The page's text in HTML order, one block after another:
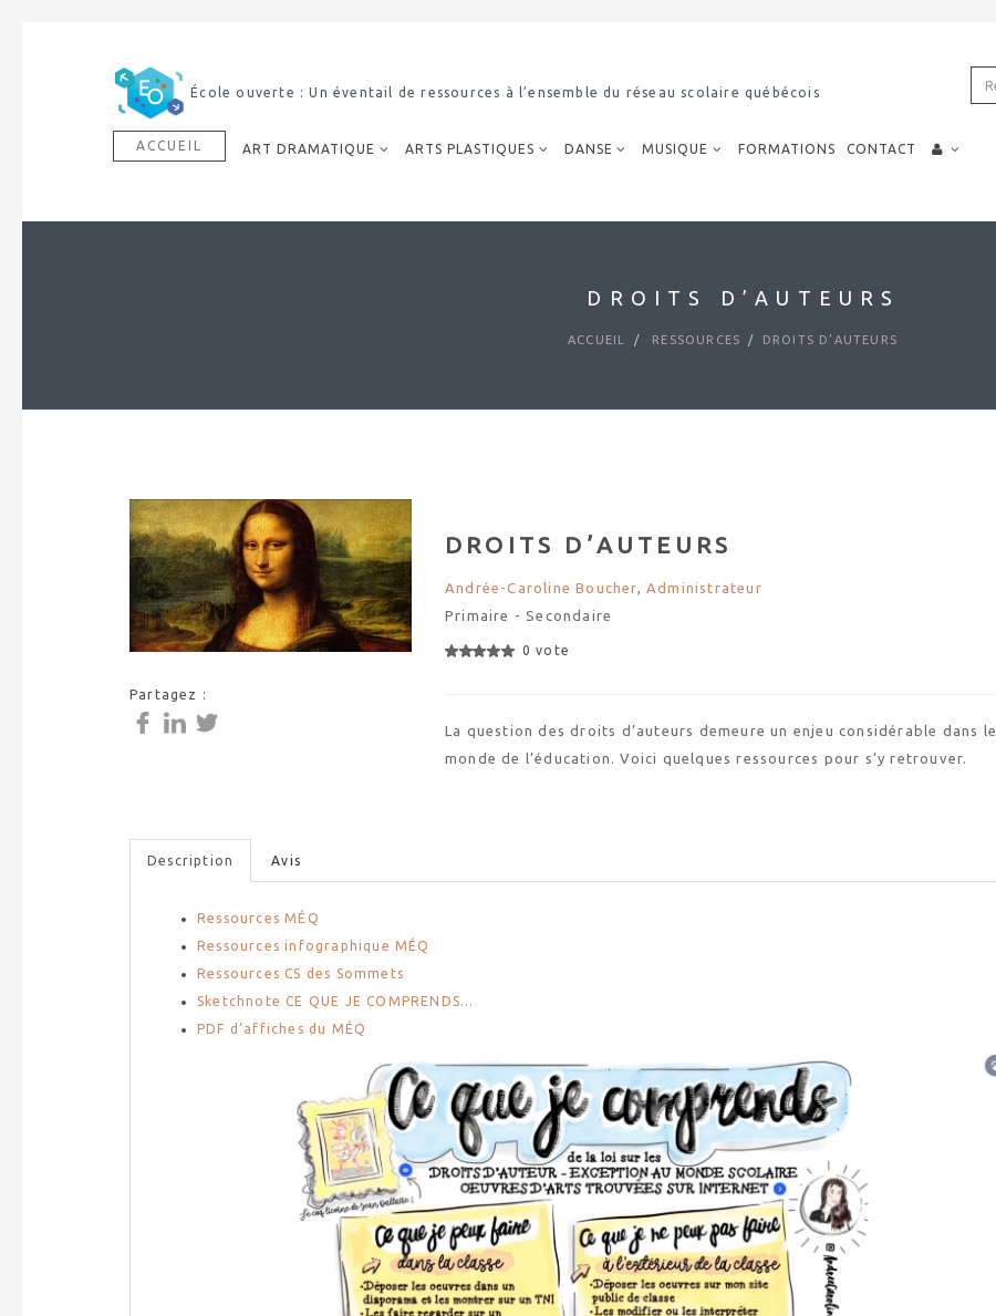
Découvrir notre dictionnaire multimodal
ACCUEIL ART DRAMATIQUE ARTS PLASTIQUES DANSE MUSIQUE FORMATIONS CONTACT
DROITS D’AUTEURS
ACCUEIL RESSOURCES DROITS D’AUTEURS
Partagez :
DROITS D’AUTEURS
Andrée-Caroline Boucher, Administrateur
Primaire - Secondaire
0 vote
La question des droits d’auteurs demeure un enjeu considérable dans le
monde de l’éducation. Voici quelques ressources pour s’y retrouver.
Description Avis
Ressources MÉQ
Ressources infographique MÉQ
Ressources CS des Sommets
Sketchnote CE QUE JE COMPRENDS...
PDF d’affiches du MÉQ